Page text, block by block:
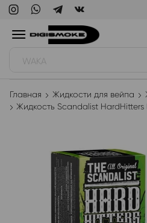
WAKA
Главная Жидкости для вейпа
Жидкость Scandalist